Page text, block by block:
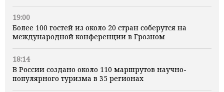
19:00
Более 100 гостей из около 20 стран соберутся на
международной конференции в Грозном
18:14
В России создано около 110 маршрутов научно-
популярного туризма в 35 регионах